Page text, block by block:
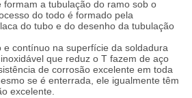
a tubulação do ramo sob o
do todo é formado pela
do tubo e do desenho da tubulação
e contínuo na superfície da soldadura
que reduz o T fazem de aço
de corrosão excelente em toda
se é enterrada, ele igualmente têm
excelente.